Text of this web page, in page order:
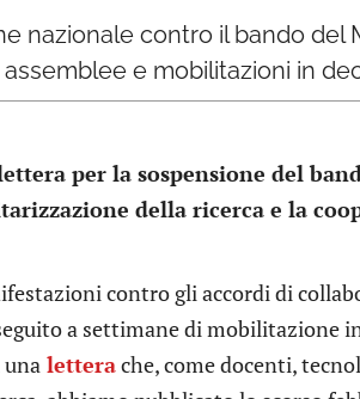
nazionale contro il bando
e mobilitazioni in
per la sospensione del
della ricerca e la
contro gli accordi di
a settimane di mobilitazione
letterache, come docenti,